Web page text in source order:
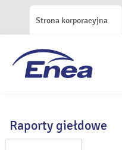
Strona korporacyjna
Raporty giełdowe